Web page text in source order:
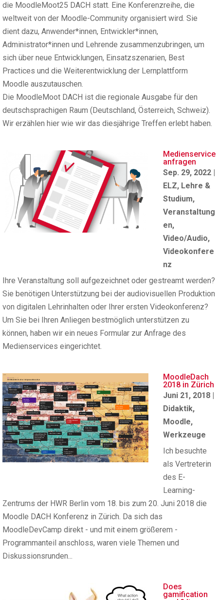
die MoodleMoot25 DACH statt. Eine Konferenzreihe, die
weltweit von der Moodle-Community organisiert wird. Sie
dient dazu, Anwender*innen, Entwickler*innen,
Administrator*innen und Lehrende zusammenzubringen, um
sich über neue Entwicklungen, Einsatzszenarien, Best
Practices und die Weiterentwicklung der Lernplattform
Moodle auszutauschen.
Die MoodleMoot DACH ist die regionale Ausgabe für den
deutschsprachigen Raum (Deutschland, Österreich, Schweiz).
Wir erzählen hier wie wir das diesjährige Treffen erlebt haben.
Medienservice
anfragen
Sep. 29, 2022 |
ELZ, Lehre &
Studium,
Veranstaltung
en,
Video/Audio,
Videokonfere
nz
Ihre Veranstaltung soll aufgezeichnet oder gestreamt werden?
Sie benötigen Unterstützung bei der audiovisuellen Produktion
von digitalen Lehrinhalten oder Ihrer ersten Videokonferenz?
Um Sie bei Ihren Anliegen bestmöglich unterstützen zu
können, haben wir ein neues Formular zur Anfrage des
Medienservices eingerichtet.
MoodleDach
2018 in Zürich
Juni 21, 2018 |
Didaktik,
Moodle,
Werkzeuge
Ich besuchte
als Vertreterin
des E-
Learning-
Zentrums der HWR Berlin vom 18. bis zum 20. Juni 2018 die
Moodle DACH Konferenz in Zürich. Da sich das
MoodleDevCamp direkt - und mit einem größerem -
Programmanteil anschloss, waren viele Themen und
Diskussionsrunden...
Does
gamification